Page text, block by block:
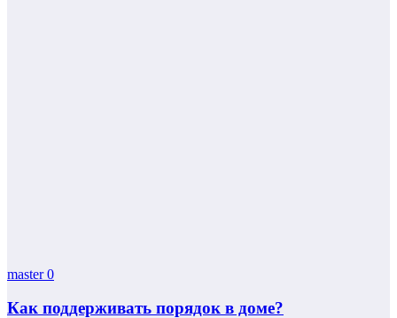
master0
Как поддерживать порядок в доме?